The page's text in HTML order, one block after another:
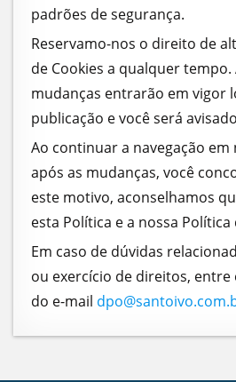
padrões de segurança.
Reservamo-nos o direito de
de Cookies a qualquer tempo.
mudanças entrarão em vigor
publicação e você será
Ao continuar a navegação
após as mudanças, você
este motivo, aconselhamos
esta Política e a nossa Política
Em caso de dúvidas
ou exercício de direitos,
do e-mail